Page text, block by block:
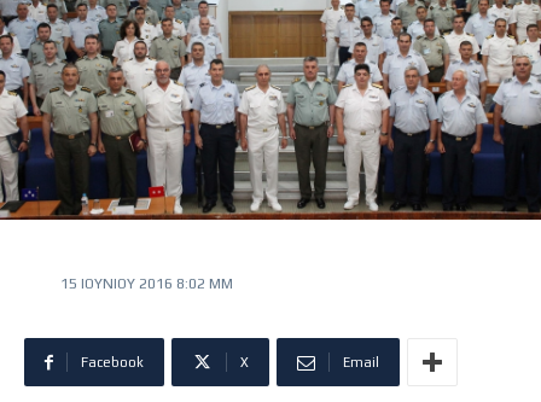
15 ΙΟΥΝΊΟΥ 2016 8:02 ΜΜ
Facebook X Email